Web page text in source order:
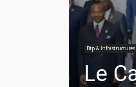
Btp & Infrastructures
Le